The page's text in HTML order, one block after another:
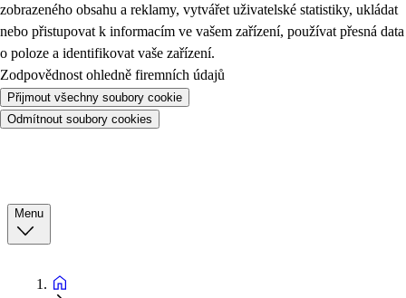
zobrazeného obsahu a reklamy, vytvářet uživatelské statistiky, ukládat
nebo přistupovat k informacím ve vašem zařízení, používat přesná data
o poloze a identifikovat vaše zařízení.
Zodpovědnost ohledně firemních údajů
Přijmout všechny soubory cookie
Odmítnout soubory cookies
Menu